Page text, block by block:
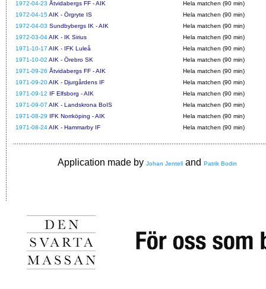
1972-04-23 Åtvidabergs FF - AIK
Hela matchen (90 min)
1972-04-15AIK - Örgryte IS
Hela matchen (90 min)
1972-04-03 Sundbybergs IK - AIK
Hela matchen (90 min)
1972-03-04AIK - IK Sirius
Hela matchen (90 min)
1971-10-17 AIK - IFK Luleå
Hela matchen (90 min)
1971-10-02 AIK - Örebro SK
Hela matchen (90 min)
1971-09-26 Åtvidabergs FF - AIK
Hela matchen (90 min)
1971-09-20AIK - Djurgårdens IF
Hela matchen (90 min)
1971-09-12 IF Elfsborg - AIK
Hela matchen (90 min)
1971-09-07 AIK - Landskrona BoIS
Hela matchen (90 min)
1971-08-29 IFK Norrköping - AIK
Hela matchen (90 min)
1971-08-24AIK - Hammarby IF Hela matchen (90 min)
Application made by Johan Jentell and Patrik Bodin